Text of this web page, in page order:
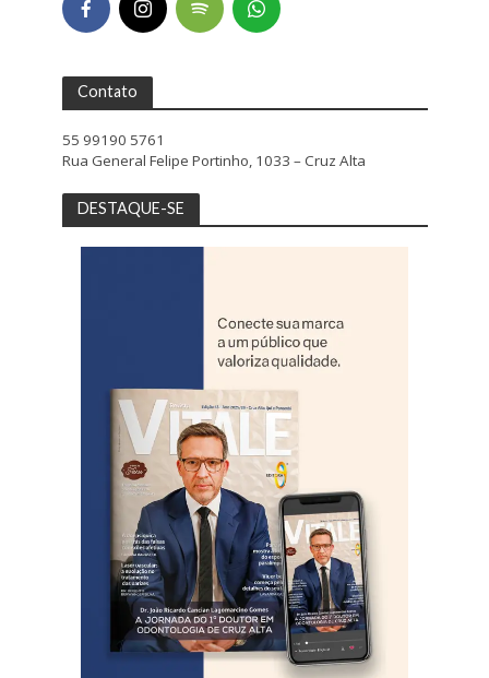
Contato
55 99190 5761
Rua General Felipe Portinho, 1033 – Cruz Alta
DESTAQUE-SE